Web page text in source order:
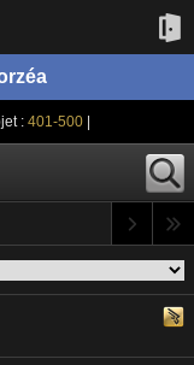
| Nv objet :401-500